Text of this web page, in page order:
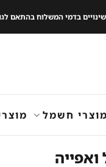
שינויים בדמי המשלוח בהתאם
מוצרי חשמל
ואפייה